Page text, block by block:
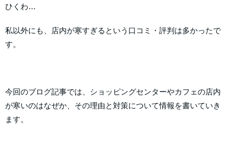
ひくわ…
私以外にも、店内が寒すぎるという口コミ・評判は多かったで
す。
今回のブログ記事では、ショッピングセンターやカフェの店内
が寒いのはなぜか、その理由と対策について情報を書いていき
ます。